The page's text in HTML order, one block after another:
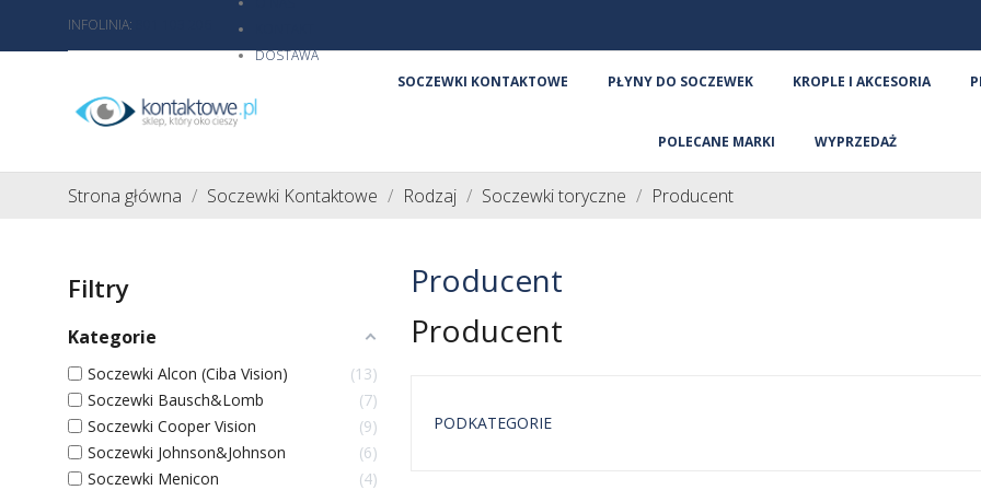
INFOLINIA:
DOSTAWA
SOCZEWKI KONTAKTOWE
PŁYNY DO SOCZEWEK KROPLE I AKCESORIA
POLECANE MARKI WYPRZEDAŻ
Strona główna Soczewki Kontaktowe Rodzaj Soczewki toryczne Producent
Filtry
Kategorie
Soczewki Alcon (Ciba Vision)
13
Soczewki Bausch&Lomb
7
Soczewki Cooper Vision
9
Soczewki Johnson&Johnson
6
Soczewki Menicon
4
Producent
Producent
PODKATEGORIE